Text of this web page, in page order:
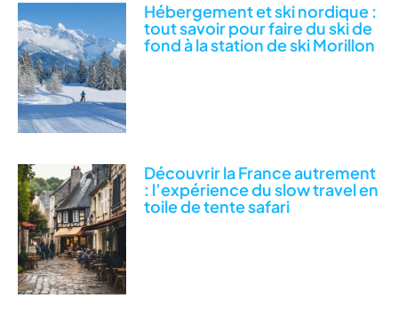
Hébergement et ski nordique :
tout savoir pour faire du ski de
fond à la station de ski Morillon
Découvrir la France autrement
: l’expérience du slow travel en
toile de tente safari